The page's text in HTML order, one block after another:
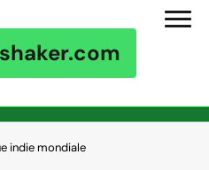
indie mondiale